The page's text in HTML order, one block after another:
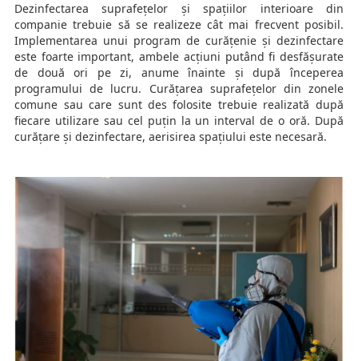
Dezinfectarea suprafețelor și spațiilor interioare din
companie trebuie să se realizeze cât mai frecvent posibil.
Implementarea unui program de curățenie și dezinfectare
este foarte important, ambele acțiuni putând fi desfășurate
de două ori pe zi, anume înainte și după începerea
programului de lucru. Curățarea suprafețelor din zonele
comune sau care sunt des folosite trebuie realizată după
fiecare utilizare sau cel puțin la un interval de o oră. După
curățare și dezinfectare, aerisirea spațiului este necesară.